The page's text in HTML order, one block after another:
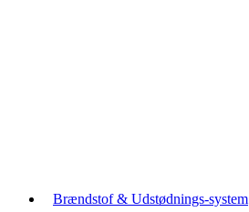
Brændstof & Udstødnings-system